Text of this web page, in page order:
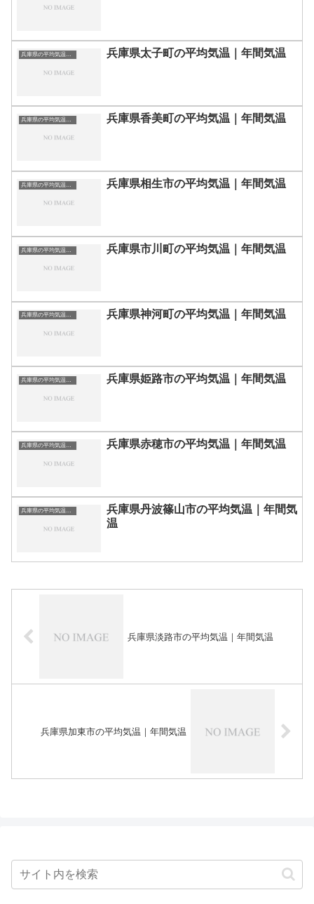
兵庫県の平均気温まとめ 兵庫県太子町の平均気温｜年間気温
兵庫県の平均気温まとめ 兵庫県香美町の平均気温｜年間気温
兵庫県相生市の平均気温｜年間気温
兵庫県市川町の平均気温｜年間気温
兵庫県の平均気温まとめ 兵庫県神河町の平均気温｜年間気温
兵庫県の平均気温まとめ 兵庫県姫路市の平均気温｜年間気温
兵庫県の平均気温まとめ 兵庫県赤穂市の平均気温｜年間気温
兵庫県の平均気温まとめ
兵庫県丹波篠山市の平均気温｜年間気
温
兵庫県淡路市の平均気温｜年間気温
兵庫県加東市の平均気温｜年間気温